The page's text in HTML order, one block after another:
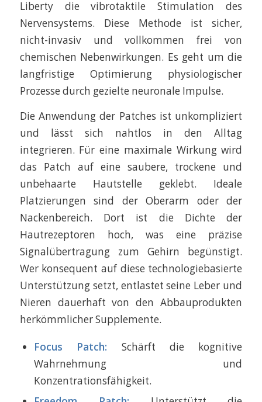
Liberty die vibrotaktile Stimulation des
Nervensystems. Diese Methode ist sicher,
nicht-invasiv und vollkommen frei von
chemischen Nebenwirkungen. Es geht um die
langfristige Optimierung physiologischer
Prozesse durch gezielte neuronale Impulse.
Die Anwendung der Patches ist unkompliziert
und lässt sich nahtlos in den Alltag
integrieren. Für eine maximale Wirkung wird
das Patch auf eine saubere, trockene und
unbehaarte Hautstelle geklebt. Ideale
Platzierungen sind der Oberarm oder der
Nackenbereich. Dort ist die Dichte der
Hautrezeptoren hoch, was eine präzise
Signalübertragung zum Gehirn begünstigt.
Wer konsequent auf diese technologiebasierte
Unterstützung setzt, entlastet seine Leber und
Nieren dauerhaft von den Abbauprodukten
herkömmlicher Supplemente.
Focus Patch: Schärft die kognitive
Wahrnehmung und
Konzentrationsfähigkeit.